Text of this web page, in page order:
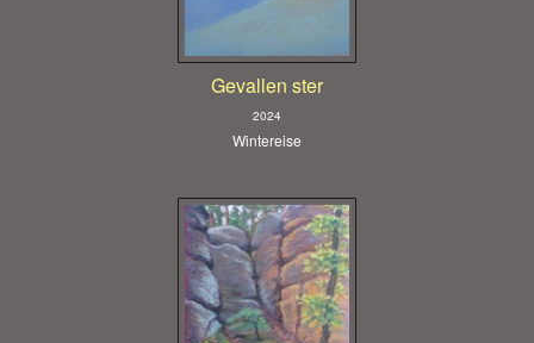
Gevallen ster
2024
Wintereise